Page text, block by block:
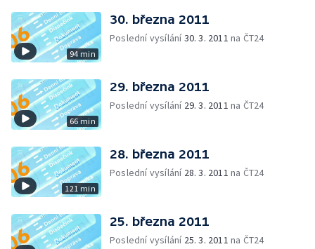
94 min
30. března 2011
Poslední vysílání30. 3. 2011 na ČT24
66 min
29. března 2011
Poslední vysílání 29. 3. 2011 na ČT24
121 min
28. března 2011
Poslední vysílání 28. 3. 2011 na ČT24
25. března 2011
Poslední vysílání 25. 3. 2011 na ČT24